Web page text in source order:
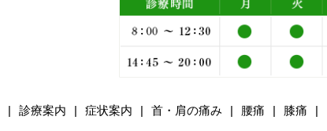
診療案内 症状案内 首・肩の痛み 腰痛 膝痛